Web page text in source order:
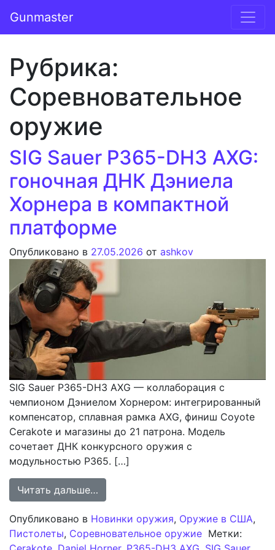
Основная навигация
Gunmaster
Рубрика:
Соревновательное
оружие
SIG Sauer P365-DH3 AXG:
гоночная ДНК Дэниела
Хорнера в компактной
платформе
Опубликовано в 27.05.2026 от ashkov
SIG Sauer P365-DH3 AXG — коллаборация с
чемпионом Дэниелом Хорнером: интегрированный
компенсатор, сплавная рамка AXG, финиш Coyote
Cerakote и магазины до 21 патрона. Модель
сочетает ДНК конкурсного оружия с
модульностью P365. […]
Читать дальше…
Опубликовано в Новинки оружия, Оружие в США,
Пистолеты, Соревновательное оружие Метки: